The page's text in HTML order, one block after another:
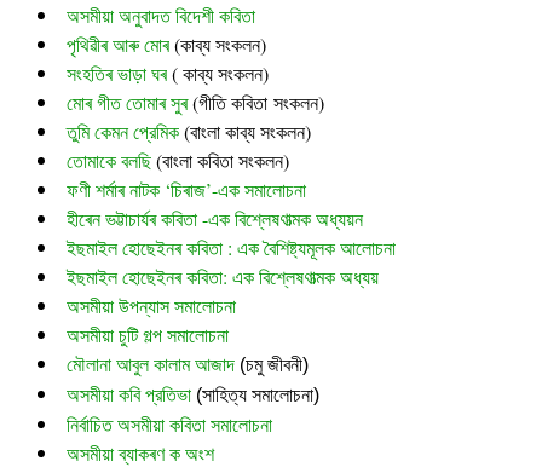
অসমীয়া অনুবাদত বিদেশী কবিতা
পৃথিৱীৰ আৰু মোৰ (কাব্য সংকলন)
সংহতিৰ ভাড়া ঘৰ ( কাব্য সংকলন)
মোৰ গীত তোমাৰ সুৰ (গীতি কবিতা সংকলন)
তুমি কেমন প্রেমিক (বাংলা কাব্য সংকলন)
তোমাকে বলছি (বাংলা কবিতা সংকলন)
ফণী শৰ্মাৰ নাটক ‘চিৰাজ’-এক সমালোচনা
হীৰেন ভট্টাচাৰ্যৰ কবিতা -এক বিশ্লেষণাত্মক অধ্যয়ন
ইছমাইল হোছেইনৰ কবিতা : এক বৈশিষ্ট্যমূলক আলোচনা
ইছমাইল হোছেইনৰ কবিতা: এক বিশ্লেষণাত্মক অধ্যয়
অসমীয়া উপন্যাস সমালোচনা
অসমীয়া চুটি গল্প সমালোচনা
মৌলানা আবুল কালাম আজাদ (চমু জীবনী)
অসমীয়া কবি প্রতিভা (সাহিত্য সমালোচনা)
নির্বাচিত অসমীয়া কবিতা সমালোচনা
অসমীয়া ব্যাকৰণ ক অংশ